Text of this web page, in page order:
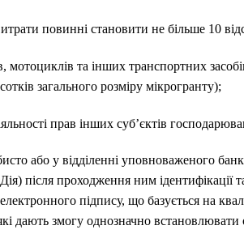
повинні становити не більше 10
мотоциклів та інших транспортних
загального розміру мікрогранту);
прав інших суб’єктів
або у відділенні уповноваженого
після проходження ним ідентифікації
підпису, що базується на
дають змогу однозначно